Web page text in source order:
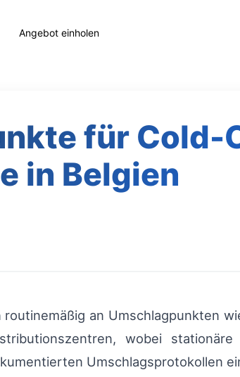
Angebot einholen
für Cold-
in Belgien
routinemäßig an Umschlagpunkten
wobei stationäre
Umschlagsprotokollen